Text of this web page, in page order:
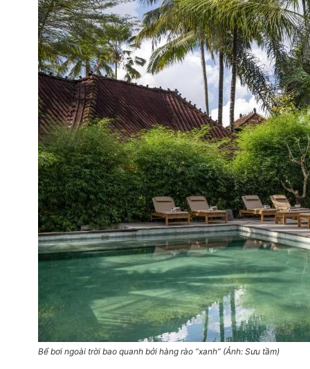
Bể bơi ngoài trời bao quanh bởi hàng rào “xanh” (Ảnh: Sưu tầm)